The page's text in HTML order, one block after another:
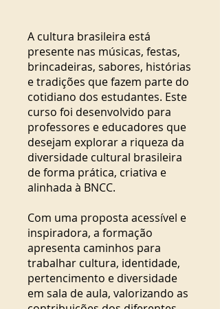
A cultura brasileira está
presente nas músicas, festas,
brincadeiras, sabores, histórias
e tradições que fazem parte do
cotidiano dos estudantes. Este
curso foi desenvolvido para
professores e educadores que
desejam explorar a riqueza da
diversidade cultural brasileira
de forma prática, criativa e
alinhada à BNCC.
Com uma proposta acessível e
inspiradora, a formação
apresenta caminhos para
trabalhar cultura, identidade,
pertencimento e diversidade
em sala de aula, valorizando as